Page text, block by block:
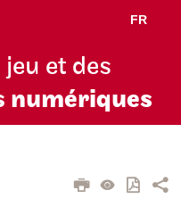
FR
et des
numériques